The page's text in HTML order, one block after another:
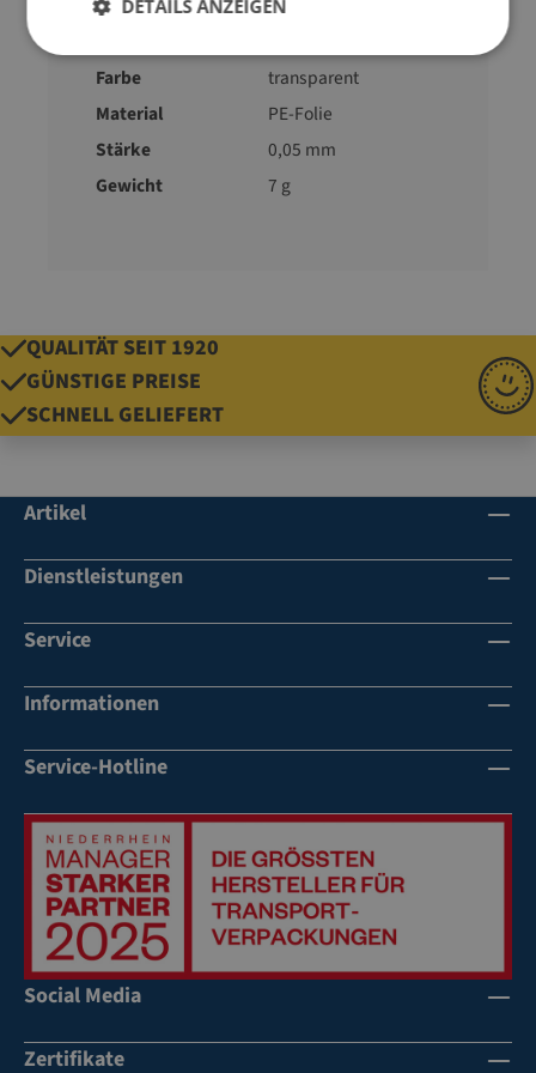
L)
Farbe
transparent
Material
PE-Folie
Stärke
0,05 mm
Gewicht
7 g
QUALITÄT SEIT 1920
GÜNSTIGE PREISE
SCHNELL GELIEFERT
Artikel
Dienstleistungen
Service
Informationen
Service-Hotline
Social Media
Zertifikate
DETAILS ANZEIGEN